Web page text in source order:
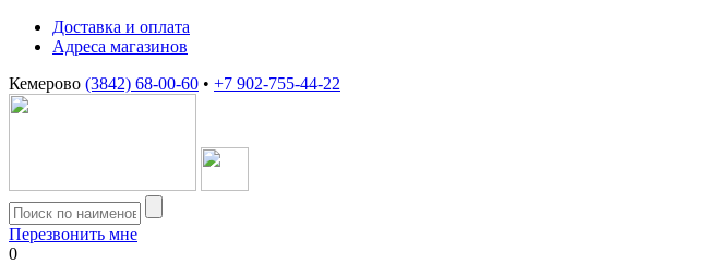
Доставка и оплата
Адреса магазинов
Кемерово (3842) 68-00-60 • +7 902-755-44-22
Перезвонить мне
0